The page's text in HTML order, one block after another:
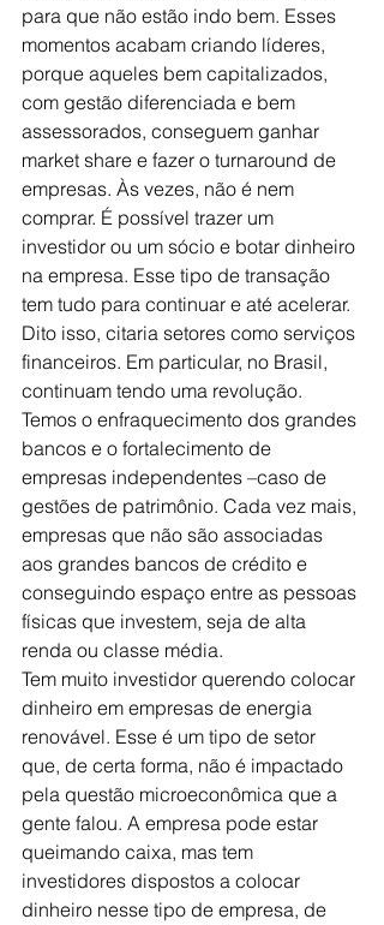
para que não estão indo bem. Esses
momentos acabam criando líderes,
porque aqueles bem capitalizados,
com gestão diferenciada e bem
assessorados, conseguem ganhar
market share e fazer o turnaround de
empresas. Às vezes, não é nem
comprar. É possível trazer um
investidor ou um sócio e botar dinheiro
na empresa. Esse tipo de transação
tem tudo para continuar e até acelerar.
Dito isso, citaria setores como serviços
financeiros. Em particular, no Brasil,
continuam tendo uma revolução.
Temos o enfraquecimento dos grandes
bancos e o fortalecimento de
empresas independentes –caso de
gestões de patrimônio. Cada vez mais,
empresas que não são associadas
aos grandes bancos de crédito e
conseguindo espaço entre as pessoas
físicas que investem, seja de alta
renda ou classe média.
Tem muito investidor querendo colocar
dinheiro em empresas de energia
renovável. Esse é um tipo de setor
que, de certa forma, não é impactado
pela questão microeconômica que a
gente falou. A empresa pode estar
queimando caixa, mas tem
investidores dispostos a colocar
dinheiro nesse tipo de empresa, de